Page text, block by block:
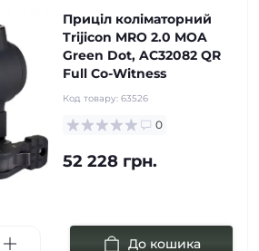
Приціл коліматорний
Trijicon MRO 2.0 MOA
Green Dot, AC32082 QR
Full Co-Witness
Код товару: 63526
0
52 228 грн.
До кошика